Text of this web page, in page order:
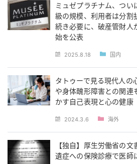
ミュゼプラチナム、つい
級の規模、利用者は分割
続き必要に、破産管財人
始を公表
2025.8.18 国内
タトゥーで見る現代人の
や身体醜形障害との関連
かす自己表現と心の健康
2024.3.6 海外
【独自】厚生労働省の
遺症への保険診療で医師